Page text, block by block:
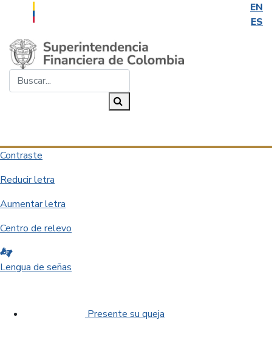
EN
ES
Saltar al contenido principal
Contraste
Reducir letra
Aumentar letra
Centro de relevo
Lengua de señas
Presente su queja